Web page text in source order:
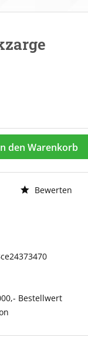
den Warenkorb
Bewerten
Bestellwert